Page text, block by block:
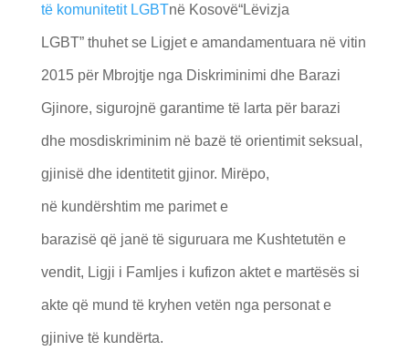
të komunitetit LGBTnë Kosovë“Lëvizja
LGBT” thuhet se Ligjet e amandamentuara në vitin
2015 për Mbrojtje nga Diskriminimi dhe Barazi
Gjinore, sigurojnë garantime të larta për barazi
dhe mosdiskriminim në bazë të orientimit seksual,
gjinisë dhe identitetit gjinor. Mirëpo,
në kundërshtim me parimet e
barazisë që janë të siguruara me Kushtetutën e
vendit, Ligji i Famljes i kufizon aktet e martësës si
akte që mund të kryhen vetën nga personat e
gjinive të kundërta.